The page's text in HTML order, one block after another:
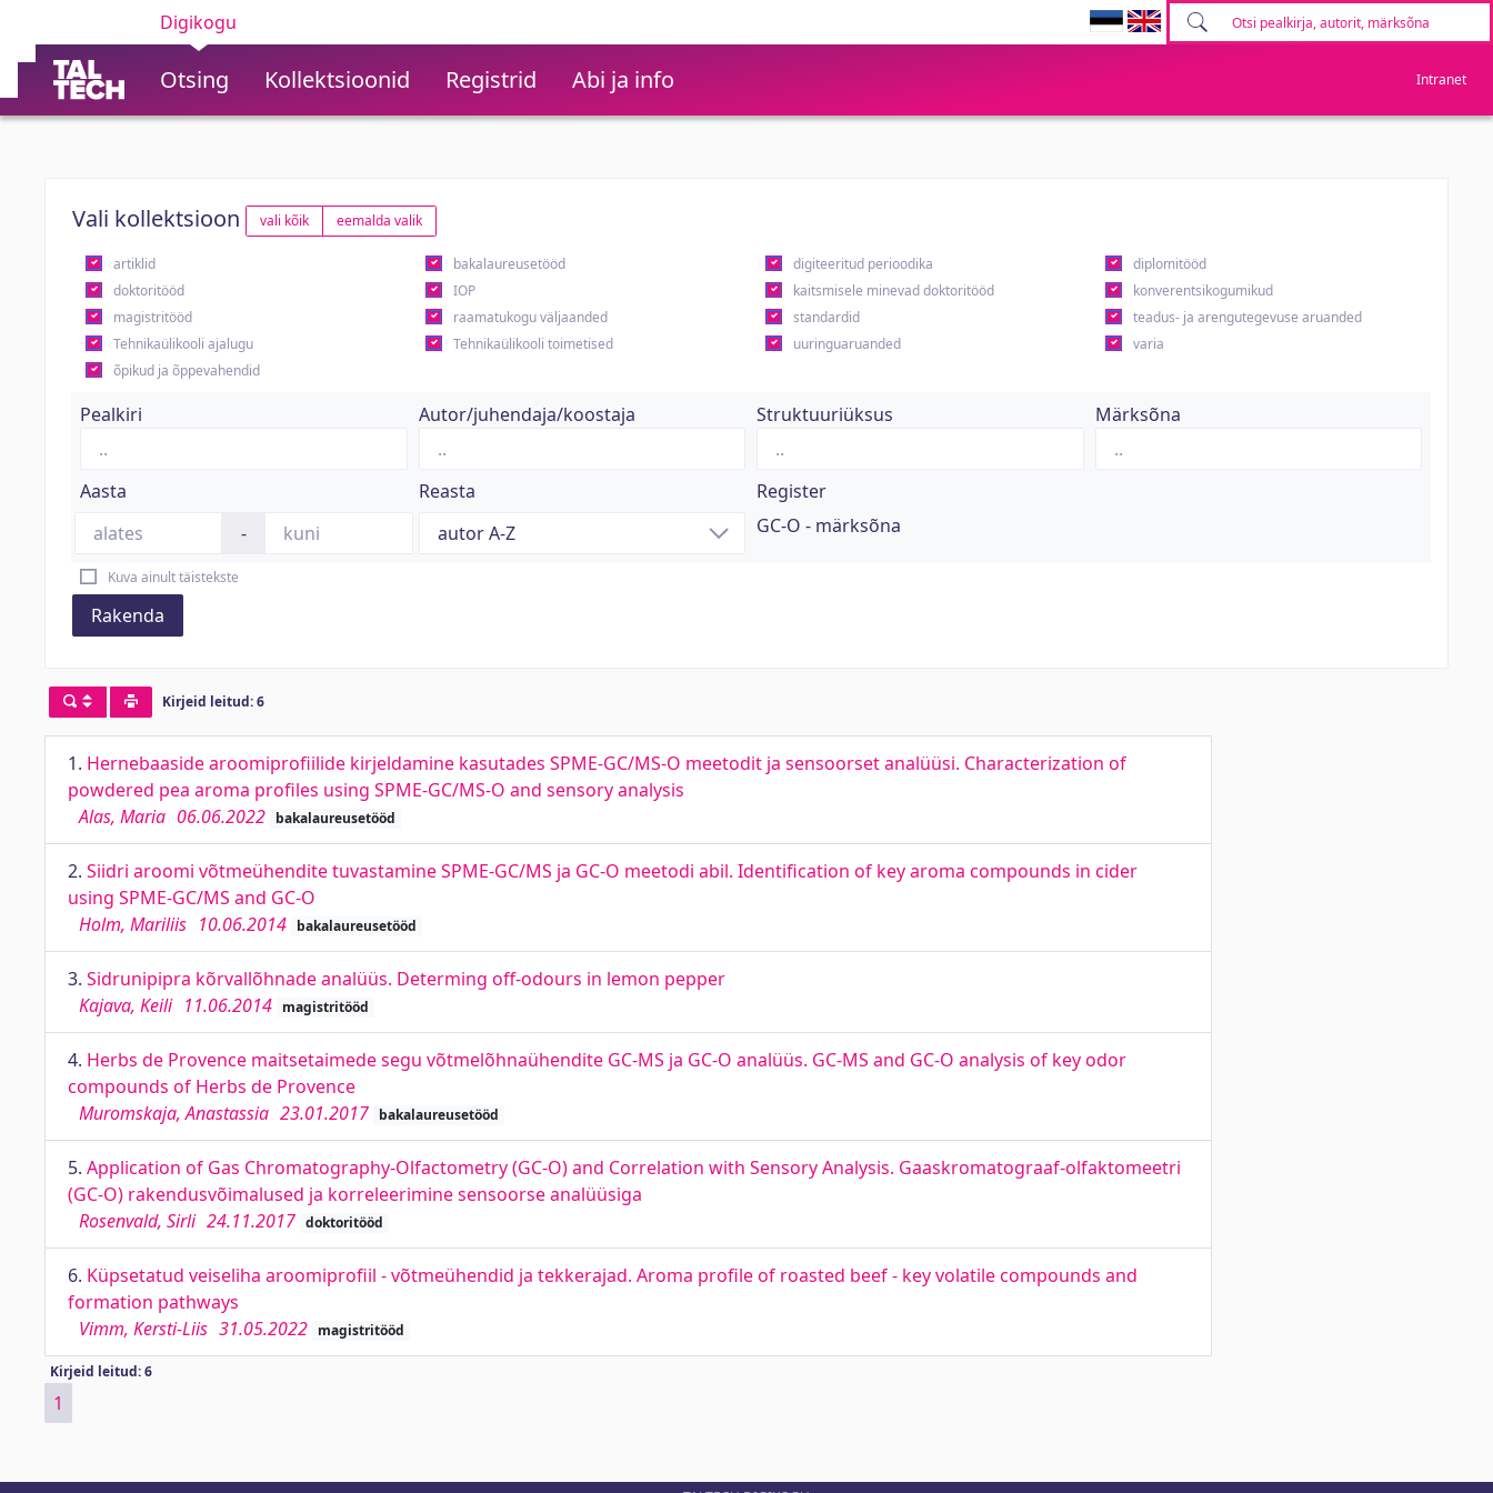
Digikogu
Otsing Kollektsioonid Registrid Abi ja info Intranet
Vali kollektsioon vali kõik eemalda valik
artiklid bakalaureusetööd digiteeritud perioodika
diplomitööd
doktoritööd
IOP kaitsmisele minevad doktoritööd
konverentsikogumikud
magistritööd
raamatukogu väljaanded standardid
teadus- ja arengutegevuse aruanded
Tehnikaülikooli ajalugu
Tehnikaülikooli toimetised uuringuaruanded
varia
õpikud ja õppevahendid
Pealkiri Autor/juhendaja/koostaja Struktuuriüksus Märksõna
Aasta
-
Reasta
Register
GC-O - märksõna
Kuva ainult täistekste
Rakenda
Kirjeid leitud: 6
1. Hernebaaside aroomiprofiilide kirjeldamine kasutades SPME-GC/MS-O meetodit ja sensoorset analüüsi. Characterization of
powdered pea aroma profiles using SPME-GC/MS-O and sensory analysis
Alas, Maria 06.06.2022 bakalaureusetööd
2. Siidri aroomi võtmeühendite tuvastamine SPME-GC/MS ja GC-O meetodi abil. Identification of key aroma compounds in cider
using SPME-GC/MS and GC-O
Holm, Mariliis 10.06.2014 bakalaureusetööd
3. Sidrunipipra kõrvallõhnade analüüs. Determing off-odours in lemon pepper
Kajava, Keili 11.06.2014 magistritööd
4. Herbs de Provence maitsetaimede segu võtmelõhnaühendite GC-MS ja GC-O analüüs. GC-MS and GC-O analysis of key odor
compounds of Herbs de Provence
Muromskaja, Anastassia 23.01.2017 bakalaureusetööd
5. Application of Gas Chromatography-Olfactometry (GC-O) and Correlation with Sensory Analysis. Gaaskromatograaf-olfaktomeetri
(GC-O) rakendusvõimalused ja korreleerimine sensoorse analüüsiga
Rosenvald, Sirli 24.11.2017 doktoritööd
6. Küpsetatud veiseliha aroomiprofiil - võtmeühendid ja tekkerajad. Aroma profile of roasted beef - key volatile compounds and
formation pathways
Vimm, Kersti-Liis 31.05.2022 magistritööd
Kirjeid leitud: 6
1